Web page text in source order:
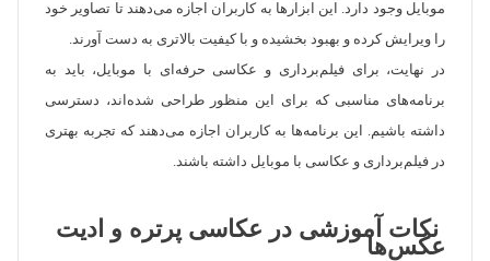
موبایل وجود دارد. این ابزارها به کاربران اجازه می‌دهند تا تصاویر خود
را ویرایش کرده و بهبود بخشیده و با کیفیت بالاتری به دست آورند.
در نهایت، برای فیلم‌برداری و عکاسی حرفه‌ای با موبایل، باید به
برنامه‌های مناسبی که برای این منظور طراحی شده‌اند، دسترسی
داشته باشیم. این برنامه‌ها به کاربران اجازه می‌دهند که تجربه بهتری
در فیلم‌برداری و عکاسی با موبایل داشته باشند.
نکات آموزشی در عکاسی پرتره و ادیت
عکس‌ها